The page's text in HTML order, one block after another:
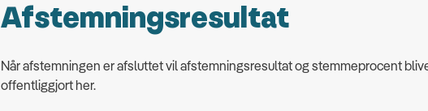
Afstemningsresultat
Når afstemningen er afsluttet vil afstemningsresultat og stemmeprocent
offentliggjort her.